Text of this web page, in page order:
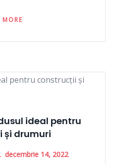
MORE
ideal pentru
și drumuri
decembrie 14, 2022